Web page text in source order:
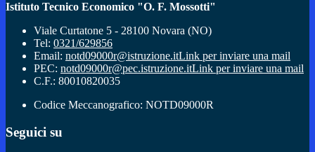
Istituto Tecnico Economico "O. F. Mossotti"
Viale Curtatone 5 - 28100 Novara (NO)
Tel: 0321/629856
Email: notd09000r@istruzione.itLink per inviare una mail
PEC: notd09000r@pec.istruzione.itLink per inviare una mail
C.F.: 80010820035
Codice Meccanografico: NOTD09000R
Seguici su